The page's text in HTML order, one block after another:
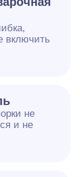
включить
не
и не